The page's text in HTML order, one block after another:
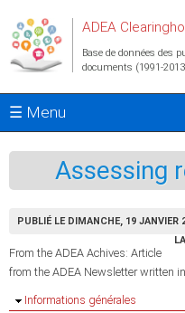
ADEA
Base de données des
documents (1991-
☰ Menu
Assessing
PUBLIÉ LE DIMANCHE, 19 JANVIER
From the ADEA Achives: Article
from the ADEA Newsletter written
Masquer
Informations générales